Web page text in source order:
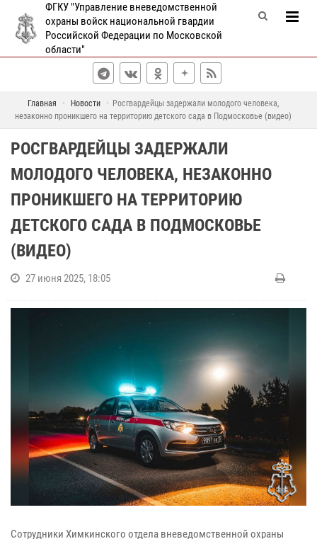
ФГКУ "Управление вневедомственной
охраны войск национальной гвардии
Российской Федерации по Московской
области"
Главная Новости
Росгвардейцы задержали молодого человека,
незаконно проникшего на территорию детского сада в Подмосковье (видео)
РОСГВАРДЕЙЦЫ ЗАДЕРЖАЛИ
МОЛОДОГО ЧЕЛОВЕКА, НЕЗАКОННО
ПРОНИКШЕГО НА ТЕРРИТОРИЮ
ДЕТСКОГО САДА В ПОДМОСКОВЬЕ
(ВИДЕО)
27 июня 2025, 18:05
Сотрудники Химкинского отдела вневедомственной охраны